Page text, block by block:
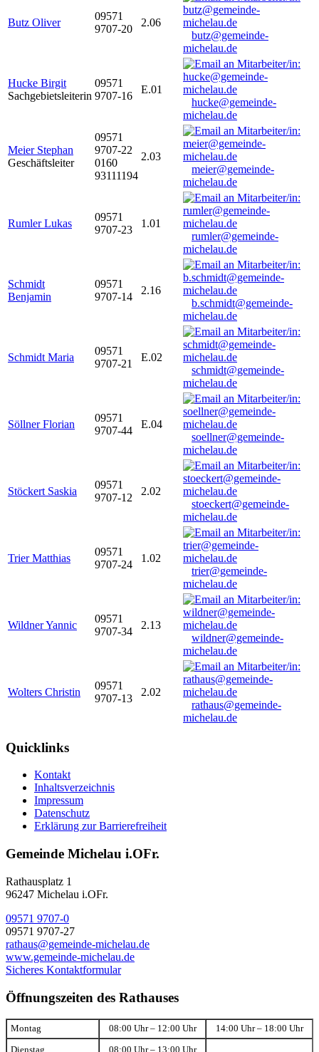
Butz Oliver
09571
9707-20
2.06
butz@gemeinde-
michelau.de
Hucke Birgit
Sachgebietsleiterin
09571
9707-16
E.01
hucke@gemeinde-
michelau.de
Meier Stephan
Geschäftsleiter
09571
9707-22
0160
93111194
2.03
meier@gemeinde-
michelau.de
Rumler Lukas
09571
9707-23
1.01
rumler@gemeinde-
michelau.de
Schmidt
Benjamin
09571
9707-14
2.16
b.schmidt@gemeinde-
michelau.de
Schmidt Maria
09571
9707-21
E.02
schmidt@gemeinde-
michelau.de
Söllner Florian
09571
9707-44
E.04
soellner@gemeinde-
michelau.de
Stöckert Saskia
09571
9707-12
2.02
stoeckert@gemeinde-
michelau.de
Trier Matthias
09571
9707-24
1.02
trier@gemeinde-
michelau.de
Wildner Yannic
09571
9707-34
2.13
wildner@gemeinde-
michelau.de
Wolters Christin
09571
9707-13
2.02
rathaus@gemeinde-
michelau.de
Quicklinks
Kontakt
Inhaltsverzeichnis
Impressum
Datenschutz
Erklärung zur Barrierefreiheit
Gemeinde Michelau i.OFr.
Rathausplatz 1
96247 Michelau i.OFr.
09571 9707-0
09571 9707-27
rathaus@gemeinde-michelau.de
www.gemeinde-michelau.de
Sicheres Kontaktformular
Öffnungszeiten des Rathauses
Montag 08:00 Uhr – 12:00 Uhr 14:00 Uhr – 18:00 Uhr